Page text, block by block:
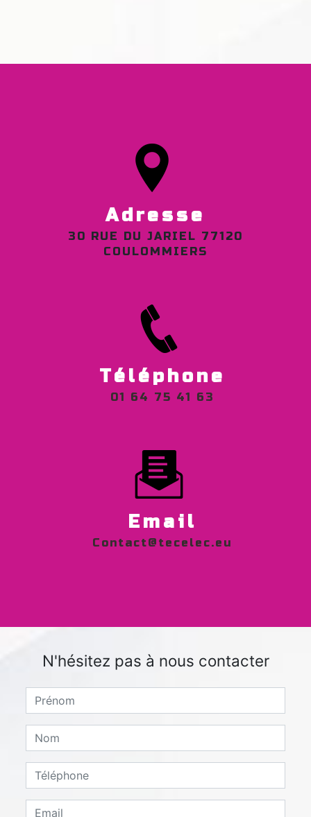
Adresse
30 RUE DU JARIEL 77120
COULOMMIERS
Téléphone
01 64 75 41 63
Email
contact@tecelec.eu
N'hésitez pas à nous contacter